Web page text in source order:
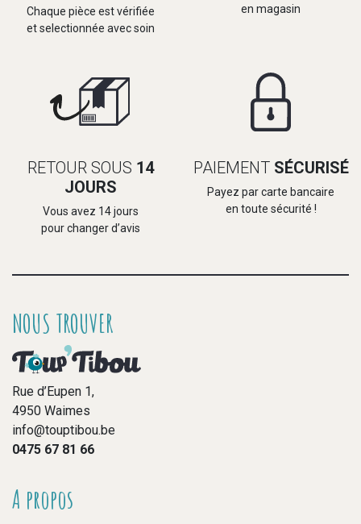
Chaque pièce est vérifiée
et selectionnée avec soin
en magasin
RETOUR SOUS 14
JOURS
Vous avez 14 jours
pour changer d’avis
PAIEMENT SÉCURISÉ
Payez par carte bancaire
en toute sécurité !
NOUS TROUVER
Rue d’Eupen 1,
4950 Waimes
info@touptibou.be
0475 67 81 66
A propos